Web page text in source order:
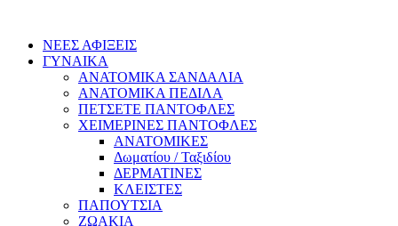
ΝΕΕΣ ΑΦΙΞΕΙΣ
ΓΥΝΑΙΚΑ
ΑΝΑΤΟΜΙΚΑ ΣΑΝΔΑΛΙΑ
ΑΝΑΤΟΜΙΚΑ ΠΕΔΙΛΑ
ΠΕΤΣΕΤΕ ΠΑΝΤΟΦΛΕΣ
ΧΕΙΜΕΡΙΝΕΣ ΠΑΝΤΟΦΛΕΣ
ΑΝΑΤΟΜΙΚΕΣ
Δωματίου / Ταξιδίου
ΔΕΡΜΑΤΙΝΕΣ
ΚΛΕΙΣΤΕΣ
ΠΑΠΟΥΤΣΙΑ
ΖΩΑΚΙΑ